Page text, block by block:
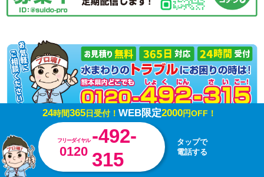
24時間365日受付！ WEB限定2000円OFF！
フリーダイヤル
0120
-492-
315
タップで
電話する